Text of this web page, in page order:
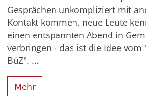
Gesprächen unkompliziert mit
Kontakt kommen, neue Leute
einen entspannten Abend in
verbringen - das ist die Idee vom
BüZ". ...
Mehr